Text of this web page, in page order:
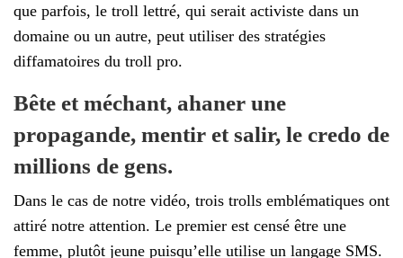
que parfois, le troll lettré, qui serait activiste dans un
domaine ou un autre, peut utiliser des stratégies
diffamatoires du troll pro.
Bête et méchant, ahaner une
propagande, mentir et salir, le credo de
millions de gens.
Dans le cas de notre vidéo, trois trolls emblématiques ont
attiré notre attention. Le premier est censé être une
femme, plutôt jeune puisqu’elle utilise un langage SMS.